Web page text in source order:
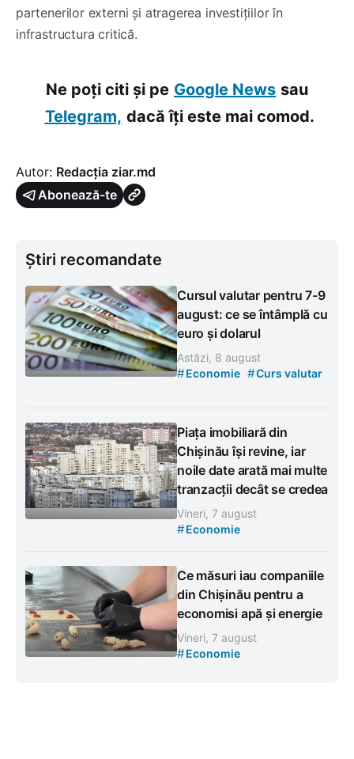
partenerilor externi și atragerea investițiilor în
infrastructura critică.
Ne poți citi și pe Google News sau
Telegram, dacă îți este mai comod.
Autor: Redacția ziar.md
Abonează-te
Știri recomandate
Cursul valutar pentru 7-9
august: ce se întâmplă cu
euro și dolarul
Astăzi, 8 august
#Economie #Curs valutar
Piața imobiliară din
Chișinău își revine, iar
noile date arată mai multe
tranzacții decât se credea
Vineri, 7 august
#Economie
Ce măsuri iau companiile
din Chișinău pentru a
economisi apă și energie
Vineri, 7 august
#Economie